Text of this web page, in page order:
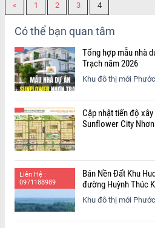
« 1 2 3 4
Có thể bạn quan tâm
Tổng hợp mẫu nhà
Trạch năm 2026
Khu đô thị mới
Cập nhật tiến độ
Sunflower City
Liên Hệ :
0971188989
Bán Nền Đất Khu
đường Huỳnh Thúc
Khu đô thị mới